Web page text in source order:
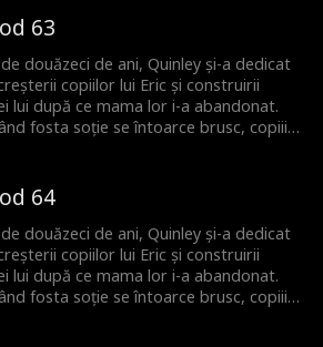
să plece și să înceapă de la zero. Abia
familia își dă seama că ea era cea care îi
adevărat uniți.
63
douăzeci de ani, Quinley și-a dedicat
copiilor lui Eric și construirii
lui după ce mama lor i-a abandonat.
fosta soție se întoarce brusc, copiii îi
să plece și să înceapă de la zero. Abia
familia își dă seama că ea era cea care îi
adevărat uniți.
64
douăzeci de ani, Quinley și-a dedicat
copiilor lui Eric și construirii
lui după ce mama lor i-a abandonat.
fosta soție se întoarce brusc, copiii îi